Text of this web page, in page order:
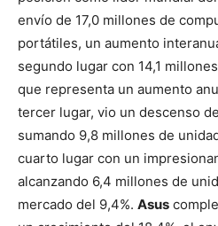
envío de 17,0 millones de
portátiles, un aumento
segundo lugar con 14,1
que representa un aumento
tercer lugar, vio un descenso
sumando 9,8 millones de
cuarto lugar con un
alcanzando 6,4 millones de
mercado del 9,4%. Asus